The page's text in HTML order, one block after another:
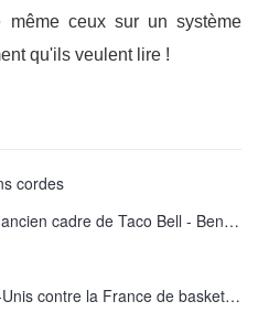
même ceux sur un système
qu'ils veulent lire !
cordes
De nouvelles charges pour l'ancien cadre de Taco Bell - Benjamin Golden - dans Uber fracas
Diffusion en direct des États-Unis contre la France de basket-ball : comment regarder en ligne